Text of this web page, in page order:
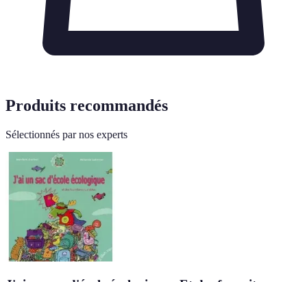
Produits recommandés
Sélectionnés par nos experts